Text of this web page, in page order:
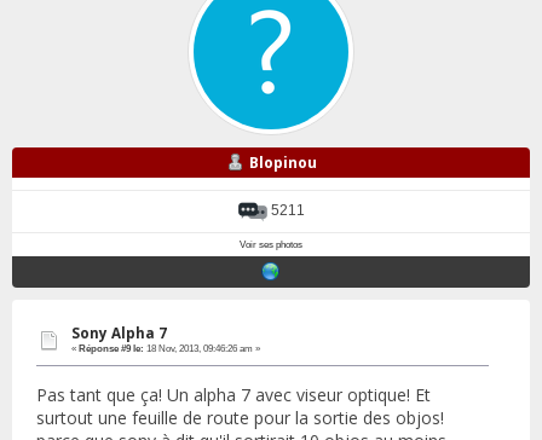
Blopinou
5211
Voir ses photos
Sony Alpha 7
« Réponse #9 le: 18 Nov, 2013, 09:46:26 am »
Pas tant que ça! Un alpha 7 avec viseur optique! Et
surtout une feuille de route pour la sortie des objos!